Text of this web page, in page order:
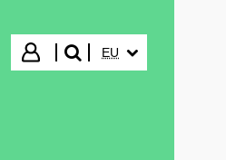
Hasi saioa
bilatu"
EU